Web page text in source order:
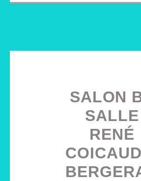
SALON
SALLE
RENÉ